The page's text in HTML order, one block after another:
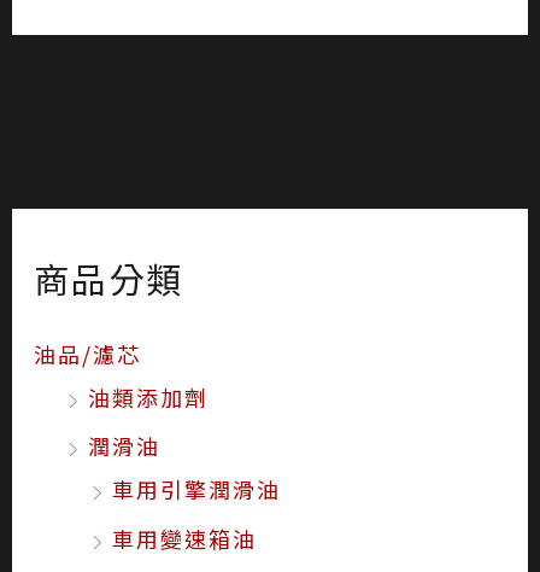
商品分類
油品/濾芯
油類添加劑
潤滑油
車用引擎潤滑油
車用變速箱油